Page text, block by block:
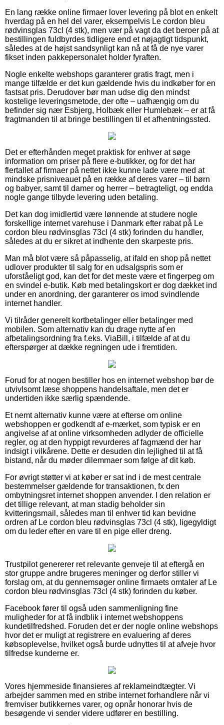
En lang række online firmaer lover levering på blot en enkelt
hverdag på en hel del varer, eksempelvis Le cordon bleu
rødvinsglas 73cl (4 stk), men vær på vagt da det beroer på at
bestillingen fuldbyrdes tidligere end et nøjagtigt tidspunkt,
således at de højst sandsynligt kan nå at få de nye varer
fikset inden pakkepersonalet holder fyraften.
Nogle enkelte webshops garanterer gratis fragt, men i
mange tilfælde er det kun gældende hvis du indkøber for en
fastsat pris. Derudover bør man udse dig den mindst
kostelige leveringsmetode, der ofte – uafhængig om du
befinder sig nær Esbjerg, Holbæk eller Humlebæk – er at få
fragtmanden til at bringe bestillingen til et afhentningssted.
Det er efterhånden meget praktisk for enhver at søge
information om priser på flere e-butikker, og for det har
flertallet af firmaer på nettet ikke kunne lade være med at
mindske prisniveauet på en række af deres varer – til børn
og babyer, samt til damer og herrer – betragteligt, og endda
nogle gange tilbyde levering uden betaling.
Det kan dog imidlertid være lønnende at studere nogle
forskellige internet varehuse i Danmark efter rabat på Le
cordon bleu rødvinsglas 73cl (4 stk) forinden du handler,
således at du er sikret at indhente den skarpeste pris.
Man må blot være så påpasselig, at ifald en shop på nettet
udlover produkter til salg for en udsalgspris som er
uforståeligt god, kan det for det meste være et fingerpeg om
en svindel e-butik. Køb med betalingskort er dog dækket ind
under en anordning, der garanterer os imod svindlende
internet handler.
Vi tilråder generelt kortbetalinger eller betalinger med
mobilen. Som alternativ kan du drage nytte af en
afbetalingsordning fra f.eks. ViaBill, i tilfælde af at du
efterspørger at dække regningen ude i fremtiden.
Forud for at nogen bestiller hos en internet webshop bør de
utvivlsomt læse shoppens handelsaftale, men det er
undertiden ikke særlig spændende.
Et nemt alternativ kunne være at efterse om online
webshoppen er godkendt af e-mærket, som typisk er en
angivelse af at online virksomheden adlyder de officielle
regler, og at den hyppigt revurderes af fagmænd der har
indsigt i vilkårene. Dette er desuden din lejlighed til at få
bistand, når du møder dilemmaer som følge af dit køb.
For øvrigt støtter vi at køber er sat ind i de mest centrale
bestemmelser gældende for transaktionen, fx den
ombytningsret internet shoppen anvender. I den relation er
det tillige relevant, at man stadig beholder sin
kvitteringsmail, således man til enhver tid kan bevidne
ordren af Le cordon bleu rødvinsglas 73cl (4 stk), ligegyldigt
om du leder efter en vare til en pige eller dreng.
Trustpilot genererer ret relevante genveje til at eftergå en
stor gruppe andre brugeres meninger og derfor stiller vi
forslag om, at du gennemsøger online firmaets omtaler af Le
cordon bleu rødvinsglas 73cl (4 stk) forinden du køber.
Facebook fører til også uden sammenligning fine
muligheder for at få indblik i internet webshoppens
kundetilfredshed. Foruden det er der nogle online webshops
hvor det er muligt at registrere en evaluering af deres
købsoplevelse, hvilket også burde udnyttes til at afveje hvor
tilfredse kunderne er.
Vores hjemmeside finansieres af reklameindtægter. Vi
arbejder sammen med en stribe internet forhandlere når vi
fremviser butikkernes varer, og opnår honorar hvis de
besøgende vi sender videre udfører en bestilling.